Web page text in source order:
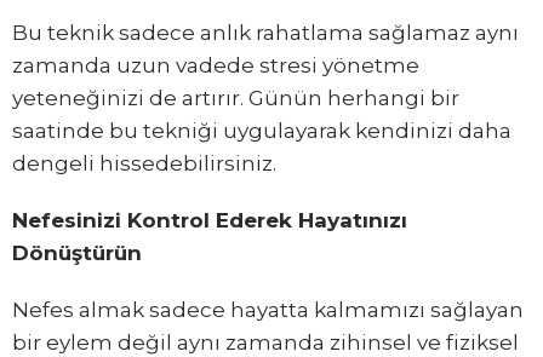
Bu teknik sadece anlık rahatlama sağlamaz aynı
zamanda uzun vadede stresi yönetme
yeteneğinizi de artırır. Günün herhangi bir
saatinde bu tekniği uygulayarak kendinizi daha
dengeli hissedebilirsiniz.
Nefesinizi Kontrol Ederek Hayatınızı
Dönüştürün
Nefes almak sadece hayatta kalmamızı sağlayan
bir eylem değil aynı zamanda zihinsel ve fiziksel